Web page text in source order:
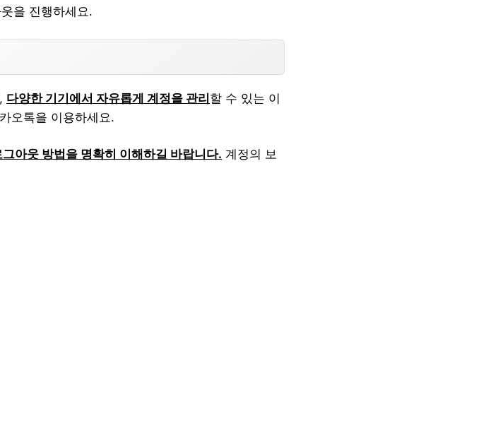
을 진행하세요.
다양한 기기에서 자유롭게 계정을 관리할 수 있는 이
오톡을 이용하세요.
아웃 방법을 명확히 이해하길 바랍니다. 계정의 보